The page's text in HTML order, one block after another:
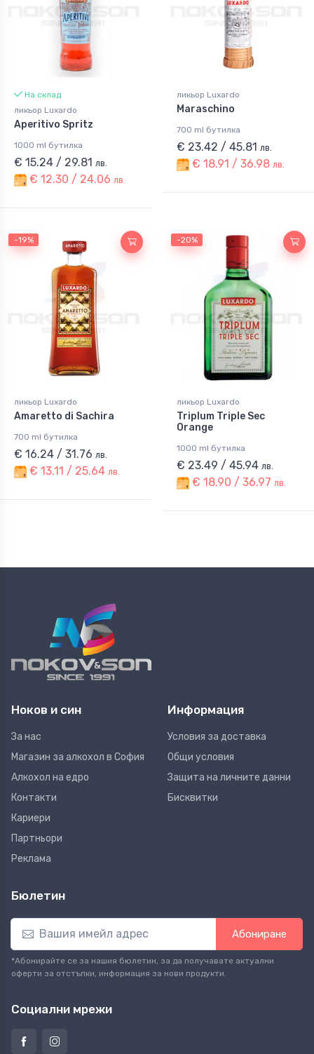
На склад
ликьор Luxardo
Aperitivo Spritz
1000 ml бутилка
€ 15.24 / 29.81 лв.
€ 12.30 / 24.06 лв.
ликьор Luxardo
Maraschino
700 ml бутилка
€ 23.42 / 45.81 лв.
€ 18.91 / 36.98 лв.
-19%
ликьор Luxardo
Amaretto di Sachira
700 ml бутилка
€ 16.24 / 31.76 лв.
€ 13.11 / 25.64 лв.
-20%
ликьор Luxardo
Triplum Triple Sec
Orange
1000 ml бутилка
€ 23.49 / 45.94 лв.
€ 18.90 / 36.97 лв.
Ноков и син
За нас
Магазин за алкохол в София
Алкохол на едро
Контакти
Кариери
Партньори
Реклама
Информация
Условия за доставка
Общи условия
Защита на личните данни
Бисквитки
Бюлетин
Абониране
*Абонирайте се за нашия бюлетин, за да получавате актуални
оферти за отстъпки, информация за нови продукти.
Социални мрежи